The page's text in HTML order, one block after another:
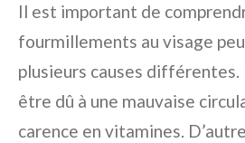
Il est important de
fourmillements au visage
plusieurs causes différentes.
être dû à une mauvaise
carence en vitamines.